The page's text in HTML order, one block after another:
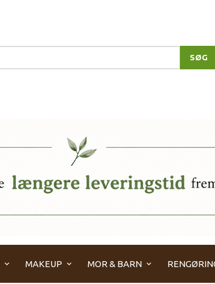
SØG
MAKEUP MOR & BARN